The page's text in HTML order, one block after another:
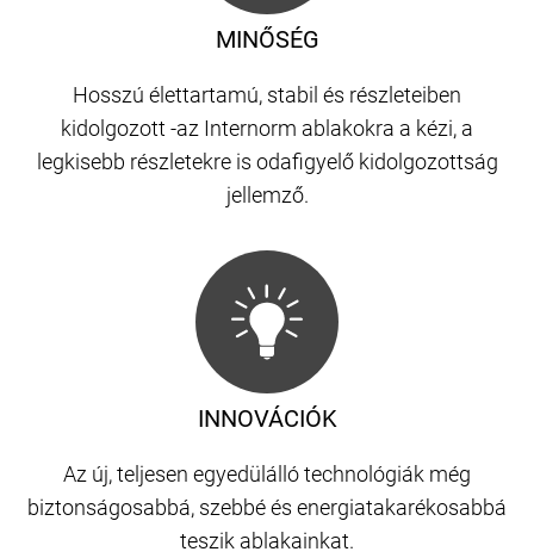
MINŐSÉG
Hosszú élettartamú, stabil és részleteiben
kidolgozott -az Internorm ablakokra a kézi, a
legkisebb részletekre is odafigyelő kidolgozottság
jellemző.
INNOVÁCIÓK
Az új, teljesen egyedülálló technológiák még
biztonságosabbá, szebbé és energiatakarékosabbá
teszik ablakainkat.